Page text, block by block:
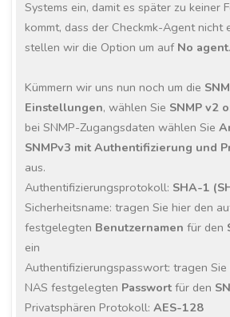
Systems ein, damit es später zu keiner
kommt, dass der Checkmk-Agent nicht
stellen wir die Option um auf No agent.
Kümmern wir uns nun noch um die
Einstellungen, wählen Sie SNMP v2
bei SNMP-Zugangsdaten wählen Sie
SNMPv3 mit Authentifizierung und
aus.
Authentifizierungsprotokoll: SHA-1
Sicherheitsname: tragen Sie hier den
festgelegten Benutzernamenfür den
ein
Authentifizierungspasswort: tragen Sie
NAS festgelegten Passwortfür den
Privatsphären Protokoll:AES-128